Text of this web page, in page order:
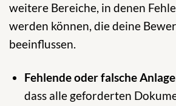
weitere Bereiche, in denen
werden können, die deine
beeinflussen.
Fehlende oder falsche
dass alle geforderten